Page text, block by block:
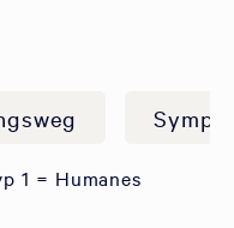
1 = Humanes